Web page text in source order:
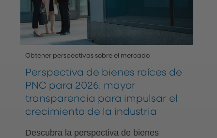
Obtener perspectivas sobre el mercado
Perspectiva de bienes raíces de
PNC para 2026: mayor
transparencia para impulsar el
crecimiento de la industria
Descubra la perspectiva de bienes